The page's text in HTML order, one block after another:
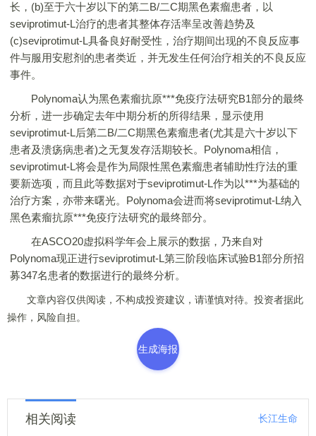
长，(b)至于六十岁以下的第二B/二C期黑色素瘤患者，以
seviprotimut-L治疗的患者其整体存活率呈改善趋势及
(c)seviprotimut-L具备良好耐受性，治疗期间出现的不良反应事
件与服用安慰剂的患者类近，并无发生任何治疗相关的不良反应
事件。
Polynoma认为黑色素瘤抗原***免疫疗法研究B1部分的最终
分析，进一步确定去年中期分析的所得结果，显示使用
seviprotimut-L后第二B/二C期黑色素瘤患者(尤其是六十岁以下
患者及溃疡病患者)之无复发存活期较长。Polynoma相信，
seviprotimut-L将会是作为局限性黑色素瘤患者辅助性疗法的重
要新选项，而且此等数据对于seviprotimut-L作为以***为基础的
治疗方案，亦带来曙光。Polynoma会进而将seviprotimut-L纳入
黑色素瘤抗原***免疫疗法研究的最终部分。
在ASCO20虚拟科学年会上展示的数据，乃来自对
Polynoma现正进行seviprotimut-L第三阶段临床试验B1部分所招
募347名患者的数据进行的最终分析。
文章内容仅供阅读，不构成投资建议，请谨慎对待。投资者据此
操作，风险自担。
生成海报
相关阅读 长江生命